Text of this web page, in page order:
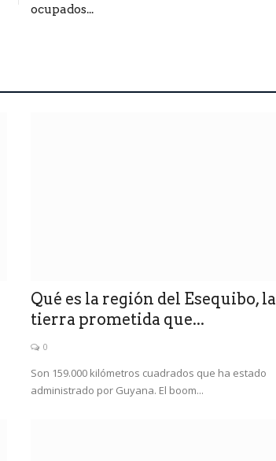
ocupados...
Qué es la región del Esequibo, la
tierra prometida que...
0
Son 159.000 kilómetros cuadrados que ha estado
administrado por Guyana. El boom...